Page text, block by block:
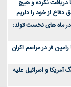
دویدن و استفاده
نکرده و هیچ
دفاع از خود را داریم
ماه های نخست تولد؛
فر در مراسم اکران
جنگ آمریکا و اسرائیل علیه